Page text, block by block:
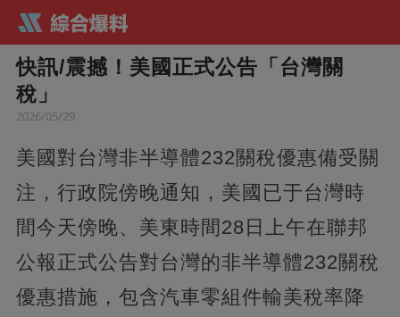
快訊/震撼！美國正式公告「台灣關
稅」
2026/05/29
美國對台灣非半導體232關稅優惠備受關
注，行政院傍晚通知，美國已于台灣時
間今天傍晚、美東時間28日上午在聯邦
公報正式公告對台灣的非半導體232關稅
優惠措施，包含汽車零組件輸美稅率降